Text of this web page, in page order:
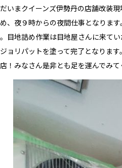
いまクイーンズ伊勢丹の店舗改装
、夜９時からの夜間仕事となりま
目地詰め作業は目地屋さんに来て
ョリパットを塗って完了となりま
！みなさん是非とも足を運んでみて